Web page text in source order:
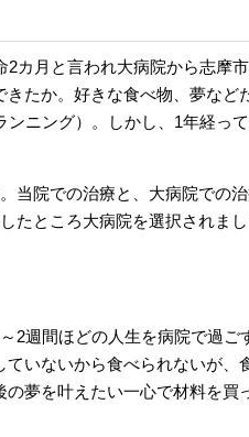
カ月と言われ大病院から志摩
たか。好きな食べ物、夢など
ニング）。しかし、1年経って
当院での治療と、大病院での
たところ大病院を選択されま
2週間ほどの人生を病院で過ご
いないから食べられないが、
夢を叶えたい一心で材料を買